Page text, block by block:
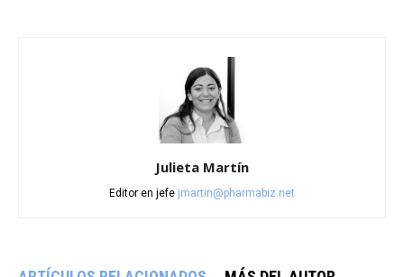
Julieta Martín
Editor en jefe jmartin@pharmabiz.net